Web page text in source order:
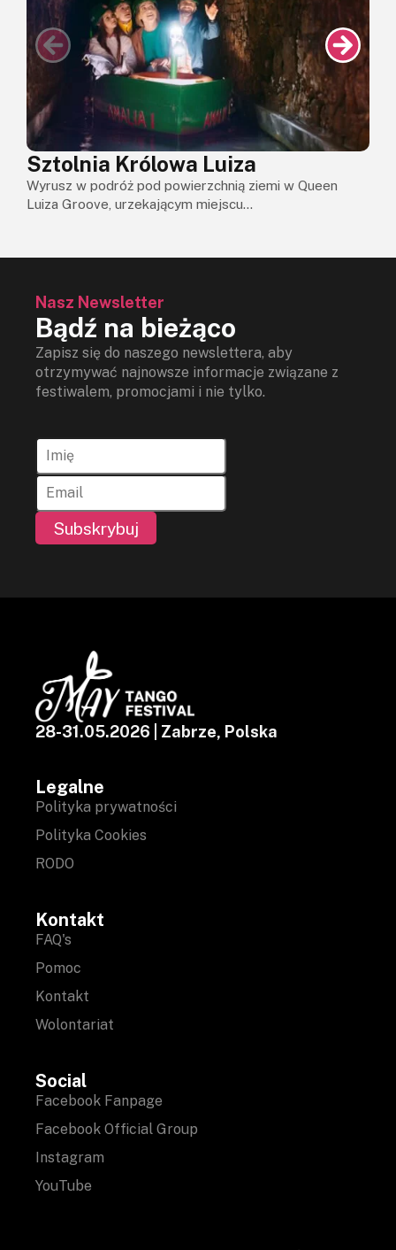
Sztolnia Królowa Luiza
Wyrusz w podróż pod powierzchnią ziemi w Queen
Luiza Groove, urzekającym miejscu...
Nasz Newsletter
Bądź na bieżąco
Zapisz się do naszego newslettera, aby
otrzymywać najnowsze informacje związane z
festiwalem, promocjami i nie tylko.
Subskrybuj
28-31.05.2026 | Zabrze, Polska
Legalne
Polityka prywatności
Polityka Cookies
RODO
Kontakt
FAQ's
Pomoc
Kontakt
Wolontariat
Social
Facebook Fanpage
Facebook Official Group
Instagram
YouTube